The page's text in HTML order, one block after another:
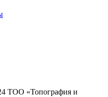
ТОО «Топография и